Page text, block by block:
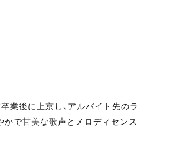
業後に上京し、アルバイト先のラ
かで甘美な歌声とメロディセンス